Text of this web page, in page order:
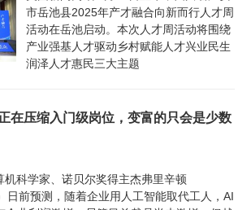
市岳池县2025年产才融合向新而行人才周
活动在岳池启动。本次人才周活动将围绕
产业强基人才驱动乡村赋能人才兴业民生
润泽人才惠民三大主题
在压缩入门级岗位，变富的只会是少数
机科学家、诺贝尔奖得主杰弗里辛顿
日前预测，随着企业用人工智能取代工人，AI